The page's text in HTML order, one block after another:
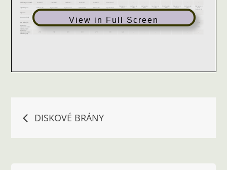
View in Full Screen
Navigace
DISKOVÉ BRÁNY